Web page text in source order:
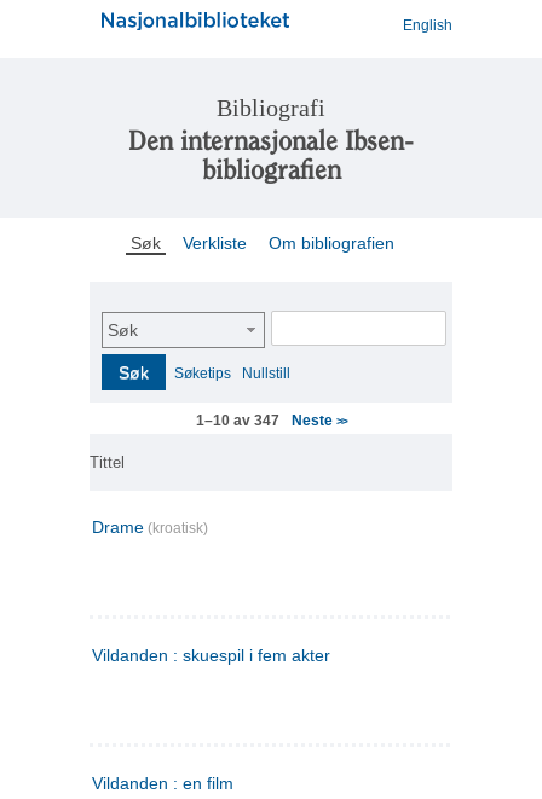
English
Bibliografi
Den internasjonale Ibsen-
bibliografien
Søk Verkliste Om bibliografien
Søk
Søk Søketips Nullstill
1–10 av 347 Neste >>
Tittel
Drame (kroatisk)
Vildanden : skuespil i fem akter
Vildanden : en film